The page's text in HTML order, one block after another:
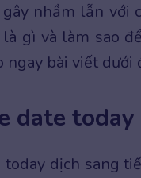
nhầm lẫn với
gì và làm sao
ngay bài viết
date today
dịch sang